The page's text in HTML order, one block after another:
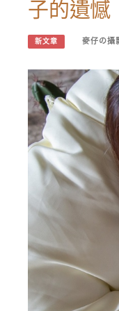
子的遺憾
新文章 麥仔の攝